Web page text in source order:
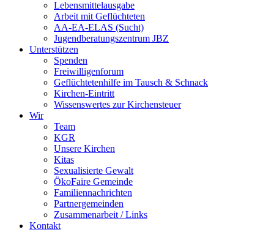
Lebensmittelausgabe
Arbeit mit Geflüchteten
AA-EA-ELAS (Sucht)
Jugendberatungs­zentrum JBZ
Unterstützen
Spenden
Freiwilligenforum
Geflüchtetenhilfe im Tausch & Schnack
Kirchen-Eintritt
Wissenswertes zur Kirchensteuer
Wir
Team
KGR
Unsere Kirchen
Kitas
Sexualisierte Gewalt
ÖkoFaire Gemeinde
Familiennachrichten
Partnergemeinden
Zusammenarbeit / Links
Kontakt